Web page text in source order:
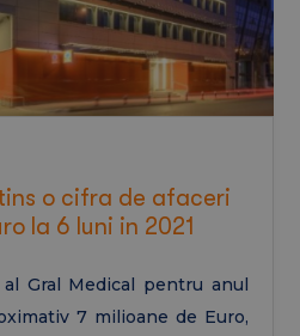
o cifra de afaceri
la 6 luni in 2021
Gral Medical pentru anul
7 milioane de Euro,